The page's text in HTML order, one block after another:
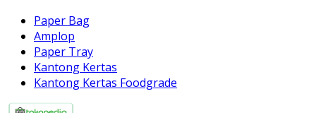
Paper Bag
Amplop
Paper Tray
Kantong Kertas
Kantong Kertas Foodgrade